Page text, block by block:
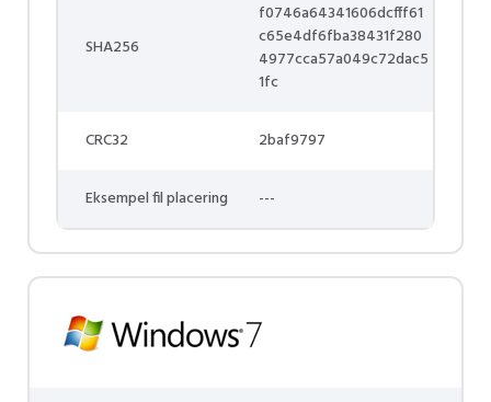
SHA256
f0746a64341606dcfff61
c65e4df6fba38431f280
4977cca57a049c72dac5
1fc
CRC32 2baf9797
Eksempel fil placering ---